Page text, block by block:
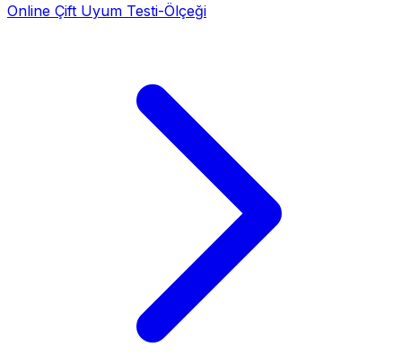
Online Çift Uyum Testi-Ölçeği